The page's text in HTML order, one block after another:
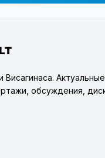
Висагинаса.
обсуждения,